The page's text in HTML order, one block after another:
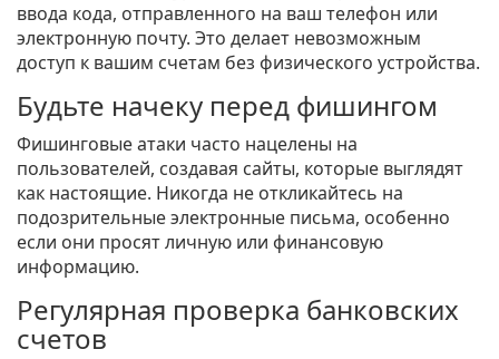
ввода кода, отправленного на ваш телефон или
электронную почту. Это делает невозможным
доступ к вашим счетам без физического устройства.
Будьте начеку перед фишингом
Фишинговые атаки часто нацелены на
пользователей, создавая сайты, которые выглядят
как настоящие. Никогда не откликайтесь на
подозрительные электронные письма, особенно
если они просят личную или финансовую
информацию.
Регулярная проверка банковских
счетов